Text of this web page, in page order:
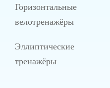
Горизонтальные
велотренажёры
Эллиптические
тренажёры